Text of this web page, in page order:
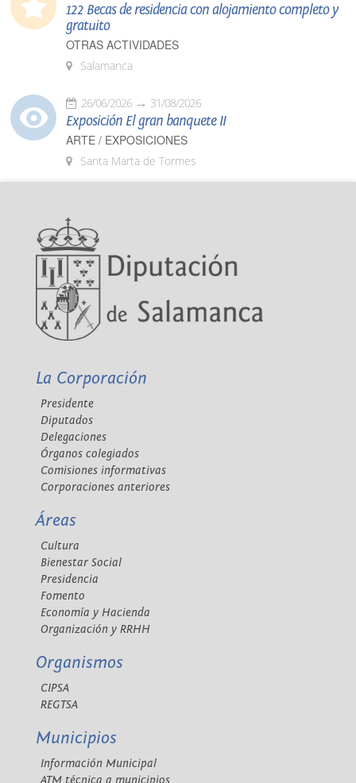
122 Becas de residencia con alojamiento completo y
gratuito
OTRAS ACTIVIDADES
Salamanca
26/06/2026 31/08/2026
Exposición El gran banquete II
ARTE / EXPOSICIONES
Santa Marta de Tormes
La Corporación
Presidente
Diputados
Delegaciones
Órganos colegiados
Comisiones informativas
Corporaciones anteriores
Áreas
Cultura
Bienestar Social
Presidencia
Fomento
Economía y Hacienda
Organización y RRHH
Organismos
CIPSA
REGTSA
Municipios
Información Municipal
ATM técnica a municipios